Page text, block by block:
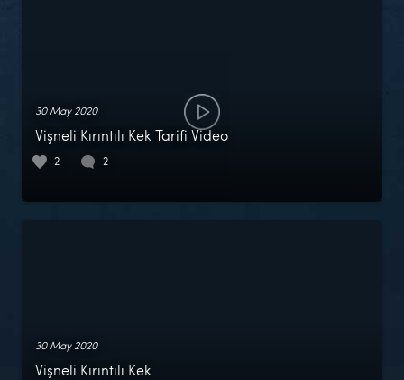
30 May 2020
Vişneli Kırıntılı Kek Tarifi Video
2 2
30 May 2020
Vişneli Kırıntılı Kek